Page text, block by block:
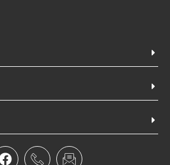
Zero Coffee shop caps